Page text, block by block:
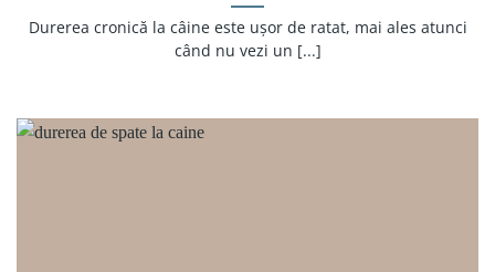
Durerea cronică la câine este ușor de ratat, mai ales atunci
când nu vezi un [...]